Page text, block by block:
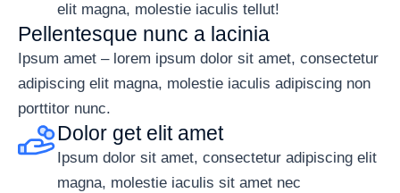
elit magna, molestie iaculis tellut!
Pellentesque nunc a lacinia
Ipsum amet – lorem ipsum dolor sit amet, consectetur
adipiscing elit magna, molestie iaculis adipiscing non
porttitor nunc.
Dolor get elit amet
Ipsum dolor sit amet, consectetur adipiscing elit
magna, molestie iaculis sit amet nec